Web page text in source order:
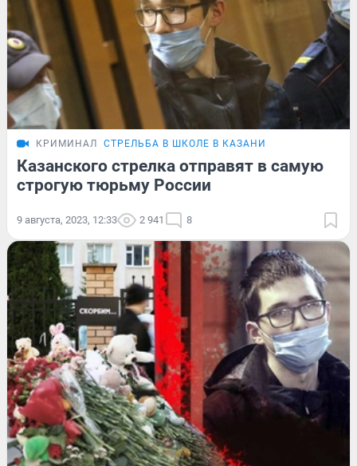
КРИМИНАЛ СТРЕЛЬБА В ШКОЛЕ В КАЗАНИ
Казанского стрелка отправят в самую
строгую тюрьму России
9 августа, 2023, 12:33 2 941 8